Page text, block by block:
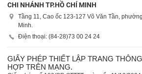
CHI NHÁNH TP.HỒ CHÍ MINH
Tầng 11, Cao ốc 123-127 Võ Văn Tần,
Minh.
Điện thoại: (84-28)73 00 24 24
GIẤY PHÉP THIẾT LẬP TRANG
HỢP TRÊN MẠNG.